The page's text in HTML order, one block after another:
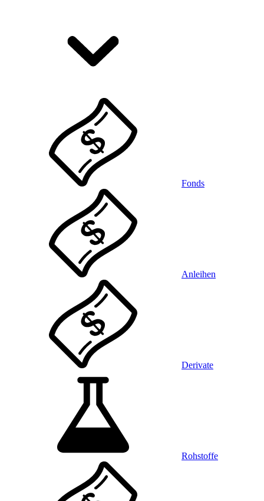
Fonds
Anleihen
Derivate
Rohstoffe